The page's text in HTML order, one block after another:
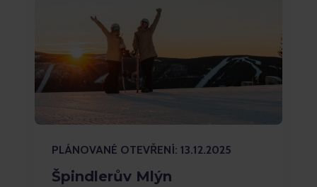
PLÁNOVANÉ OTEVŘENÍ: 13.12.2025
Špindlerův Mlýn